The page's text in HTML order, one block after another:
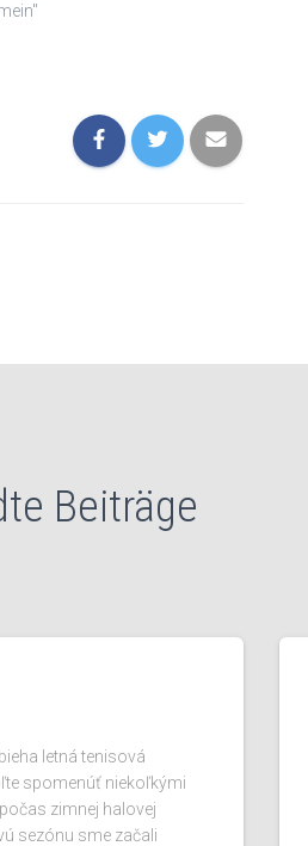
Beiträge
letná tenisová
spomenúť niekoľkými
zimnej halovej
sezónu sme začali